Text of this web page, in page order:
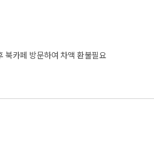
북카페 방문하여 차액 환불필요